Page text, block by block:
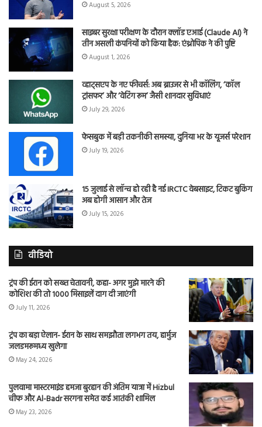
August 5, 2026
साइबर सुरक्षा परीक्षण के दौरान क्लॉड एआई (Claude AI) ने
तीन असली कंपनियों को किया हैक: एंथ्रोपिक ने की पुष्टि
August 1, 2026
व्हाट्सएप के नए फीचर्स: अब ब्राउजर से भी कॉलिंग, ‘कॉल
ट्रांसफर’ और ‘वेटिंग रूम’ जैसी शानदार सुविधाएं
July 29, 2026
फेसबुक में बड़ी तकनीकी समस्या, दुनिया भर के यूजर्स परेशान
July 19, 2026
15 जुलाई से लॉन्च हो रही है नई IRCTC वेबसाइट, टिकट बुकिंग
अब होगी आसान और तेज
July 15, 2026
वीडियो
ट्रंप की ईरान को सख्त चेतावनी, कहा- अगर मुझे मारने की
कोशिश की तो 1000 मिसाइलें दाग दी जाएंगी
July 11, 2026
ट्रंप का बड़ा ऐलान- ईरान के साथ समझौता लगभग तय, हार्मुज
जलडमरूमध्य खुलेगा
May 24, 2026
पुलवामा मास्टरमाइंड हमजा बुरहान की अंतिम यात्रा में Hizbul
चीफ और Al-Badr सरगना समेत कई आतंकी शामिल
May 23, 2026